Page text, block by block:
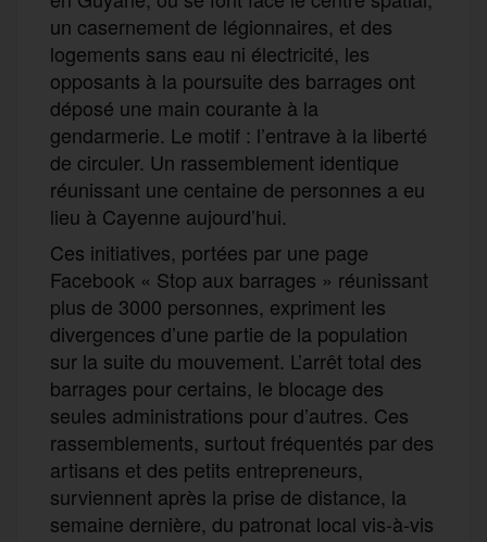
un casernement de légionnaires, et des
logements sans eau ni électricité, les
opposants à la poursuite des barrages ont
déposé une main courante à la
gendarmerie. Le motif : l’entrave à la liberté
de circuler. Un rassemblement identique
réunissant une centaine de personnes a eu
lieu à Cayenne aujourd’hui.
Ces initiatives, portées par une page
Facebook « Stop aux barrages » réunissant
plus de 3000 personnes, expriment les
divergences d’une partie de la population
sur la suite du mouvement. L’arrêt total des
barrages pour certains, le blocage des
seules administrations pour d’autres. Ces
rassemblements, surtout fréquentés par des
artisans et des petits entrepreneurs,
surviennent après la prise de distance, la
semaine dernière, du patronat local vis-à-vis